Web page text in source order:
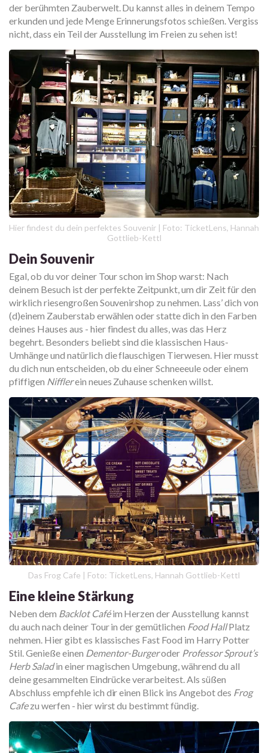
der berühmten Zauberwelt. Du kannst alles in deinem Tempo
erkunden und jede Menge Erinnerungsfotos schießen. Vergiss
nicht, dass ein Teil der Ausstellung im Freien zu sehen ist!
Hier findest du dein perfektes Souvenir | Foto: TicketLens, Hannah
Gottlieb-Kettl
Dein Souvenir
Egal, ob du vor deiner Tour schon im Shop warst: Nach
deinem Besuch ist der perfekte Zeitpunkt, um dir Zeit für den
wirklich riesengroßen Souvenirshop zu nehmen. Lass’ dich von
(d)einem Zauberstab erwählen oder statte dich in den Farben
deines Hauses aus - hier findest du alles, was das Herz
begehrt. Besonders beliebt sind die klassischen Haus-
Umhänge und natürlich die flauschigen Tierwesen. Hier musst
du dich nun entscheiden, ob du einer Schneeeule oder einem
pfiffigen Nifflerein neues Zuhause schenken willst.
Das Frog Cafe | Foto: TicketLens, Hannah Gottlieb-Kettl
Eine kleine Stärkung
Neben dem Backlot Caféim Herzen der Ausstellung kannst
du auch nach deiner Tour in der gemütlichen Food HallPlatz
nehmen. Hier gibt es klassisches Fast Food im Harry Potter
Stil. Genieße einen Dementor-Burgeroder Professor Sprout’s
Herb Saladin einer magischen Umgebung, während du all
deine gesammelten Eindrücke verarbeitest. Als süßen
Abschluss empfehle ich dir einen Blick ins Angebot des Frog
Cafezu werfen - hier wirst du bestimmt fündig.